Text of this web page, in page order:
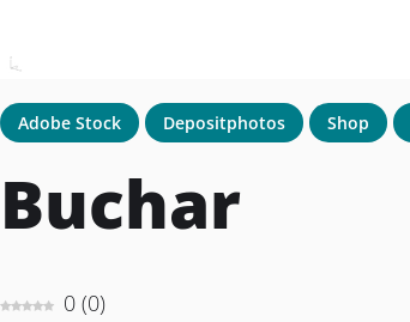
Adobe Stock Depositphotos Shop
Buchar
0 (0)